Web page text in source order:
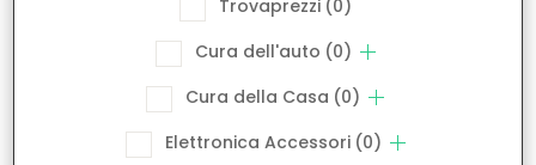
Trovaprezzi (0)
Cura dell'auto (0)
Cura della Casa (0)
Elettronica Accessori (0)